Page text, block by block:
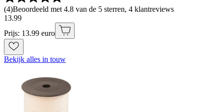
(4)Beoordeeld met 4.8 van de 5 sterren, 4 klantreviews
13.99
Prijs: 13.99 euro
Bekijk alles in touw